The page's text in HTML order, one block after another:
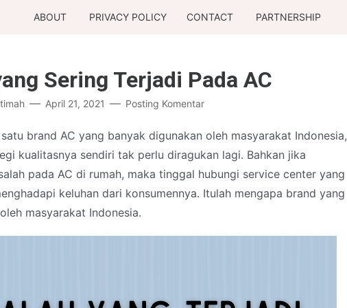
ABOUT PRIVACY POLICY CONTACT PARTNERSHIP
Sering Terjadi Pada AC
April 21, 2021 Posting Komentar
brand AC yang banyak digunakan oleh masyarakat Indonesia,
kualitasnya sendiri tak perlu diragukan lagi. Bahkan jika
pada AC di rumah, maka tinggal hubungi service center yang
keluhan dari konsumennya. Itulah mengapa brand yang
masyarakat Indonesia.